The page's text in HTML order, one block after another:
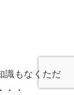
識もなくただ
・・